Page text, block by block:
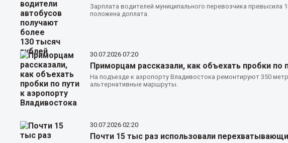
Зарплата водителей муниципального перевозчика превысила
положена доплата.
30.07.2026 07:20
Приморцам рассказали, как объехать пробки по
На подъезде к аэропорту Владивостока ремонтируют 350
альтернативные маршруты.
30.07.2026 02:20
Почти 15 тыс раз использовали